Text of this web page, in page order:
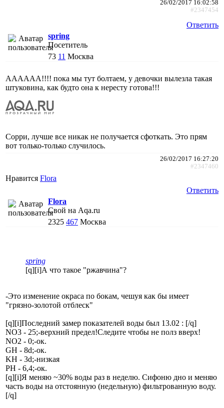
26/02/2017 16:02:58
#2347454
Ответить
spring
Посетитель
73 11 Москва
АААААА!!!! пока мы тут болтаем, у девочки вылезла такая
штуковина, как будто она к нересту готова!!!
Сорри, лучше все никак не получается сфоткать. Это прям
вот только-только случилось.
26/02/2017 16:27:20
#2347460
Нравится Flora
Ответить
Flora
Свой на Aqa.ru
2325 467 Москва
spring
[q][i]А что такое "ржавчина"?
-Это изменение окраса по бокам, чешуя как бы имеет
"грязно-золотой отблеск"
[q][i]Последний замер показателей воды был 13.02 : [/q]
NO3 - 25;-верхний предел!Следите чтобы не полз вверх!
NO2 - 0;-ок.
GH - 8d;-ок.
KH - 3d;-низкая
PH - 6,4;-ок.
[q][i]Я меняю ~30% воды раз в неделю. Сифоню дно и меняю
часть воды на отстоянную (недельную) фильтрованную воду.
[/q]